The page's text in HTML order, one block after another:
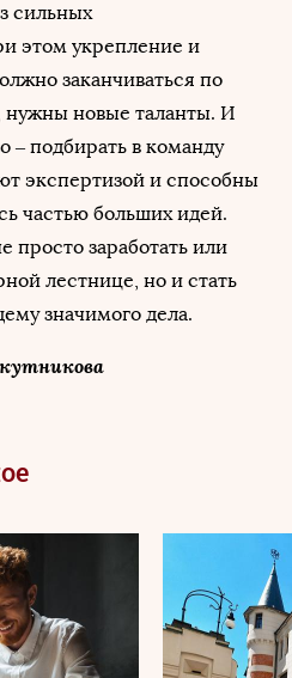
сильных
этом укрепление и
заканчиваться по
нужны новые таланты. И
– подбирать в команду
экспертизой и способны
частью больших идей.
просто заработать или
лестнице, но и стать
значимого дела.